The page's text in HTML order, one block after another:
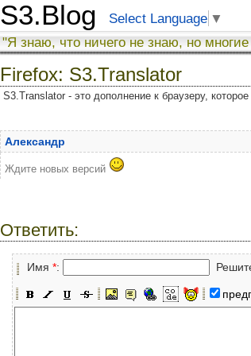
S3.Blog Select Language ▼
"Я знаю, что ничего не знаю, но
Firefox: S3.Translator
S3.Translator - это дополнение к браузеру,
Александр
Ждите новых версий
Ответить:
Имя *: